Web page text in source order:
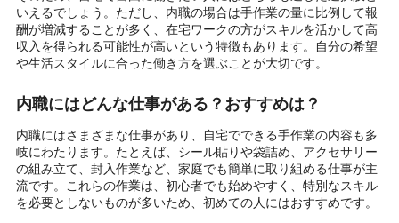
いえるでしょう。ただし、内職の場合は手作業の量に比例して報
酬が増減することが多く、在宅ワークの方がスキルを活かして高
収入を得られる可能性が高いという特徴もあります。自分の希望
や生活スタイルに合った働き方を選ぶことが大切です。
内職にはどんな仕事がある？おすすめは？
内職にはさまざまな仕事があり、自宅でできる手作業の内容も多
岐にわたります。たとえば、シール貼りや袋詰め、アクセサリー
の組み立て、封入作業など、家庭でも簡単に取り組める仕事が主
流です。これらの作業は、初心者でも始めやすく、特別なスキル
を必要としないものが多いため、初めての人にはおすすめです。